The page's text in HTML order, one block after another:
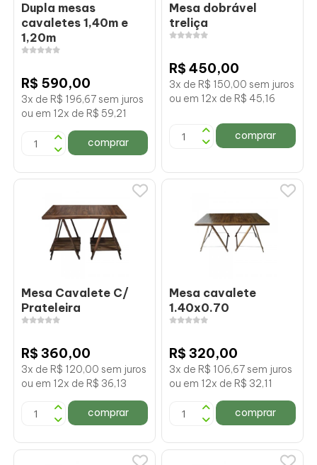
Dupla mesas
cavaletes 1,40m e
1,20m
R$ 590,00
3x de R$ 196,67 sem juros
ou em 12x de R$ 59,21
comprar
Mesa dobrável
treliça
R$ 450,00
3x de R$ 150,00 sem juros
ou em 12x de R$ 45,16
comprar
Mesa Cavalete C/
Prateleira
R$ 360,00
3x de R$ 120,00 sem juros
ou em 12x de R$ 36,13
comprar
Mesa cavalete
1.40x0.70
R$ 320,00
3x de R$ 106,67 sem juros
ou em 12x de R$ 32,11
comprar